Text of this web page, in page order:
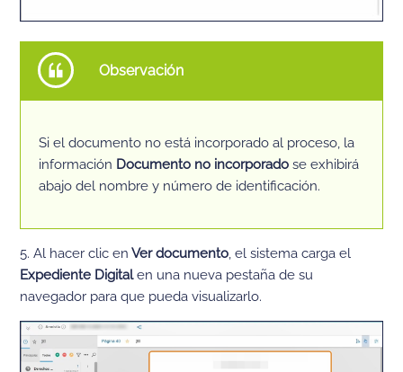
Observación
Si el documento no está incorporado al proceso, la
información Documento no incorporado se exhibirá
abajo del nombre y número de identificación.
5. Al hacer clic en Ver documento, el sistema carga el
Expediente Digitalen una nueva pestaña de su
navegador para que pueda visualizarlo.